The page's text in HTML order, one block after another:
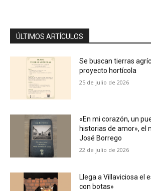
ÚLTIMOS ARTÍCULOS
Se buscan tierras
proyecto hortícola
25 de julio de 2026
«En mi corazón, un
historias de amor», el
José Borrego
22 de julio de 2026
Llega a Villaviciosa el
con botas»